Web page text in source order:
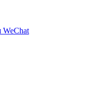
WeChat